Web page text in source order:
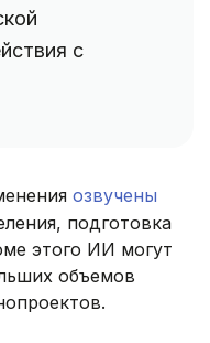
с
озвучены
подготовка
этого ИИ могут
объемов